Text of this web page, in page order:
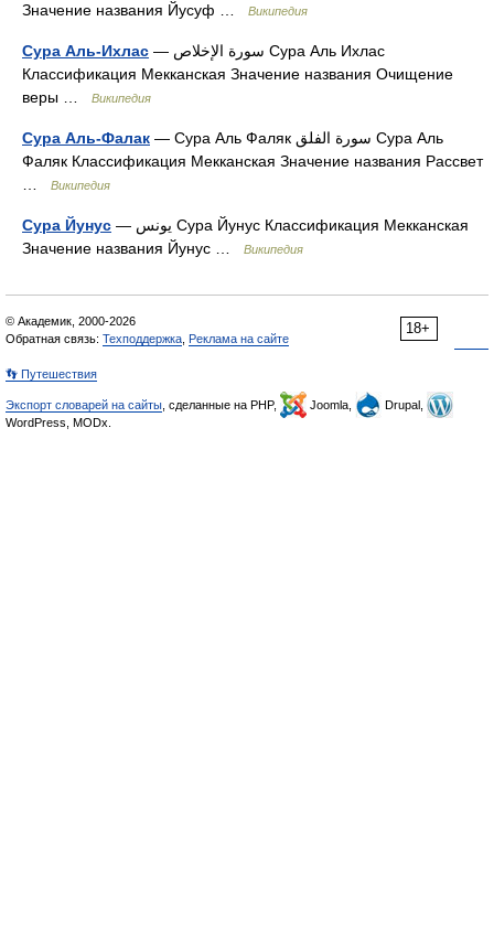
Значение названия Йусуф …
Википедия
Сура Аль-Ихлас — سورة الإخلاص Сура Аль Ихлас
Классификация Мекканская Значение названия Очищение
веры …
Википедия
Сура Аль-Фалак — Сура Аль Фаляк سورة الفلق Сура Аль
Фаляк Классификация Мекканская Значение названия Рассвет
Википедия
Сура Йунус — يونس Сура Йунус Классификация Мекканская
Значение названия Йунус …
Википедия
18+
© Академик, 2000-2026
Обратная связь: Техподдержка Реклама на сайте
👣 Путешествия
Экспорт словарей на сайты , сделанные на PHP, Joomla,
Drupal,
WordPress, MODx.